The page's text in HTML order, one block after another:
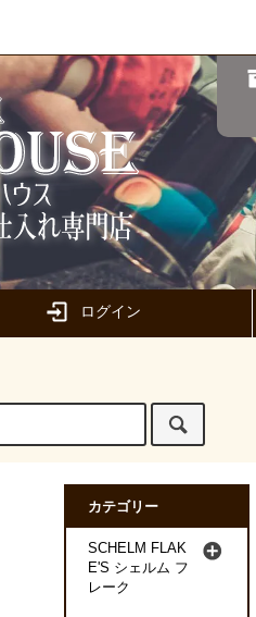
ログイン
カテゴリー
SCHELM FLAK
E'S シェルム フ
レーク